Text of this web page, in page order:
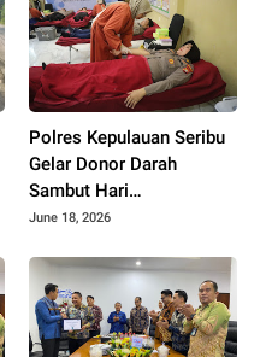
Polres Kepulauan Seribu
Gelar Donor Darah
Sambut Hari
Bhayangkara ke-80,
Sesama
June 18, 2026